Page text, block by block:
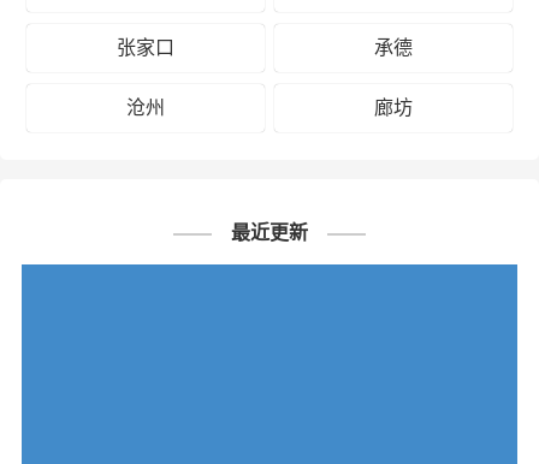
张家口 承德
沧州 廊坊
最近更新